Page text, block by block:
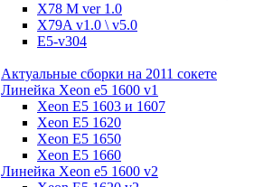
X78 M ver 1.0
X79A v1.0 \ v5.0
E5-v304
Актуальные сборки на 2011 сокете
Линейка Xeon e5 1600 v1
Xeon E5 1603 и 1607
Xeon E5 1620
Xeon E5 1650
Xeon E5 1660
Линейка Xeon e5 1600 v2